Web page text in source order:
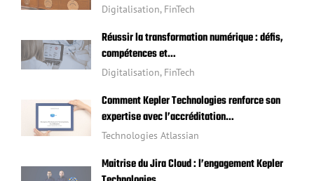
Digitalisation, FinTech
Réussir la transformation numérique : défis,
compétences et…
Digitalisation, FinTech
Comment Kepler Technologies renforce son
expertise avec l’accréditation…
Technologies Atlassian
Maitrise du Jira Cloud : l’engagement Kepler